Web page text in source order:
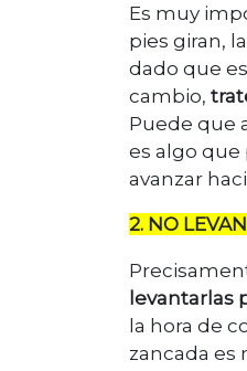
Es muy
pies giran,
dado que
cambio,
Puede que
es algo que
avanzar
2. NO
levantarlas
la hora de
zancada es